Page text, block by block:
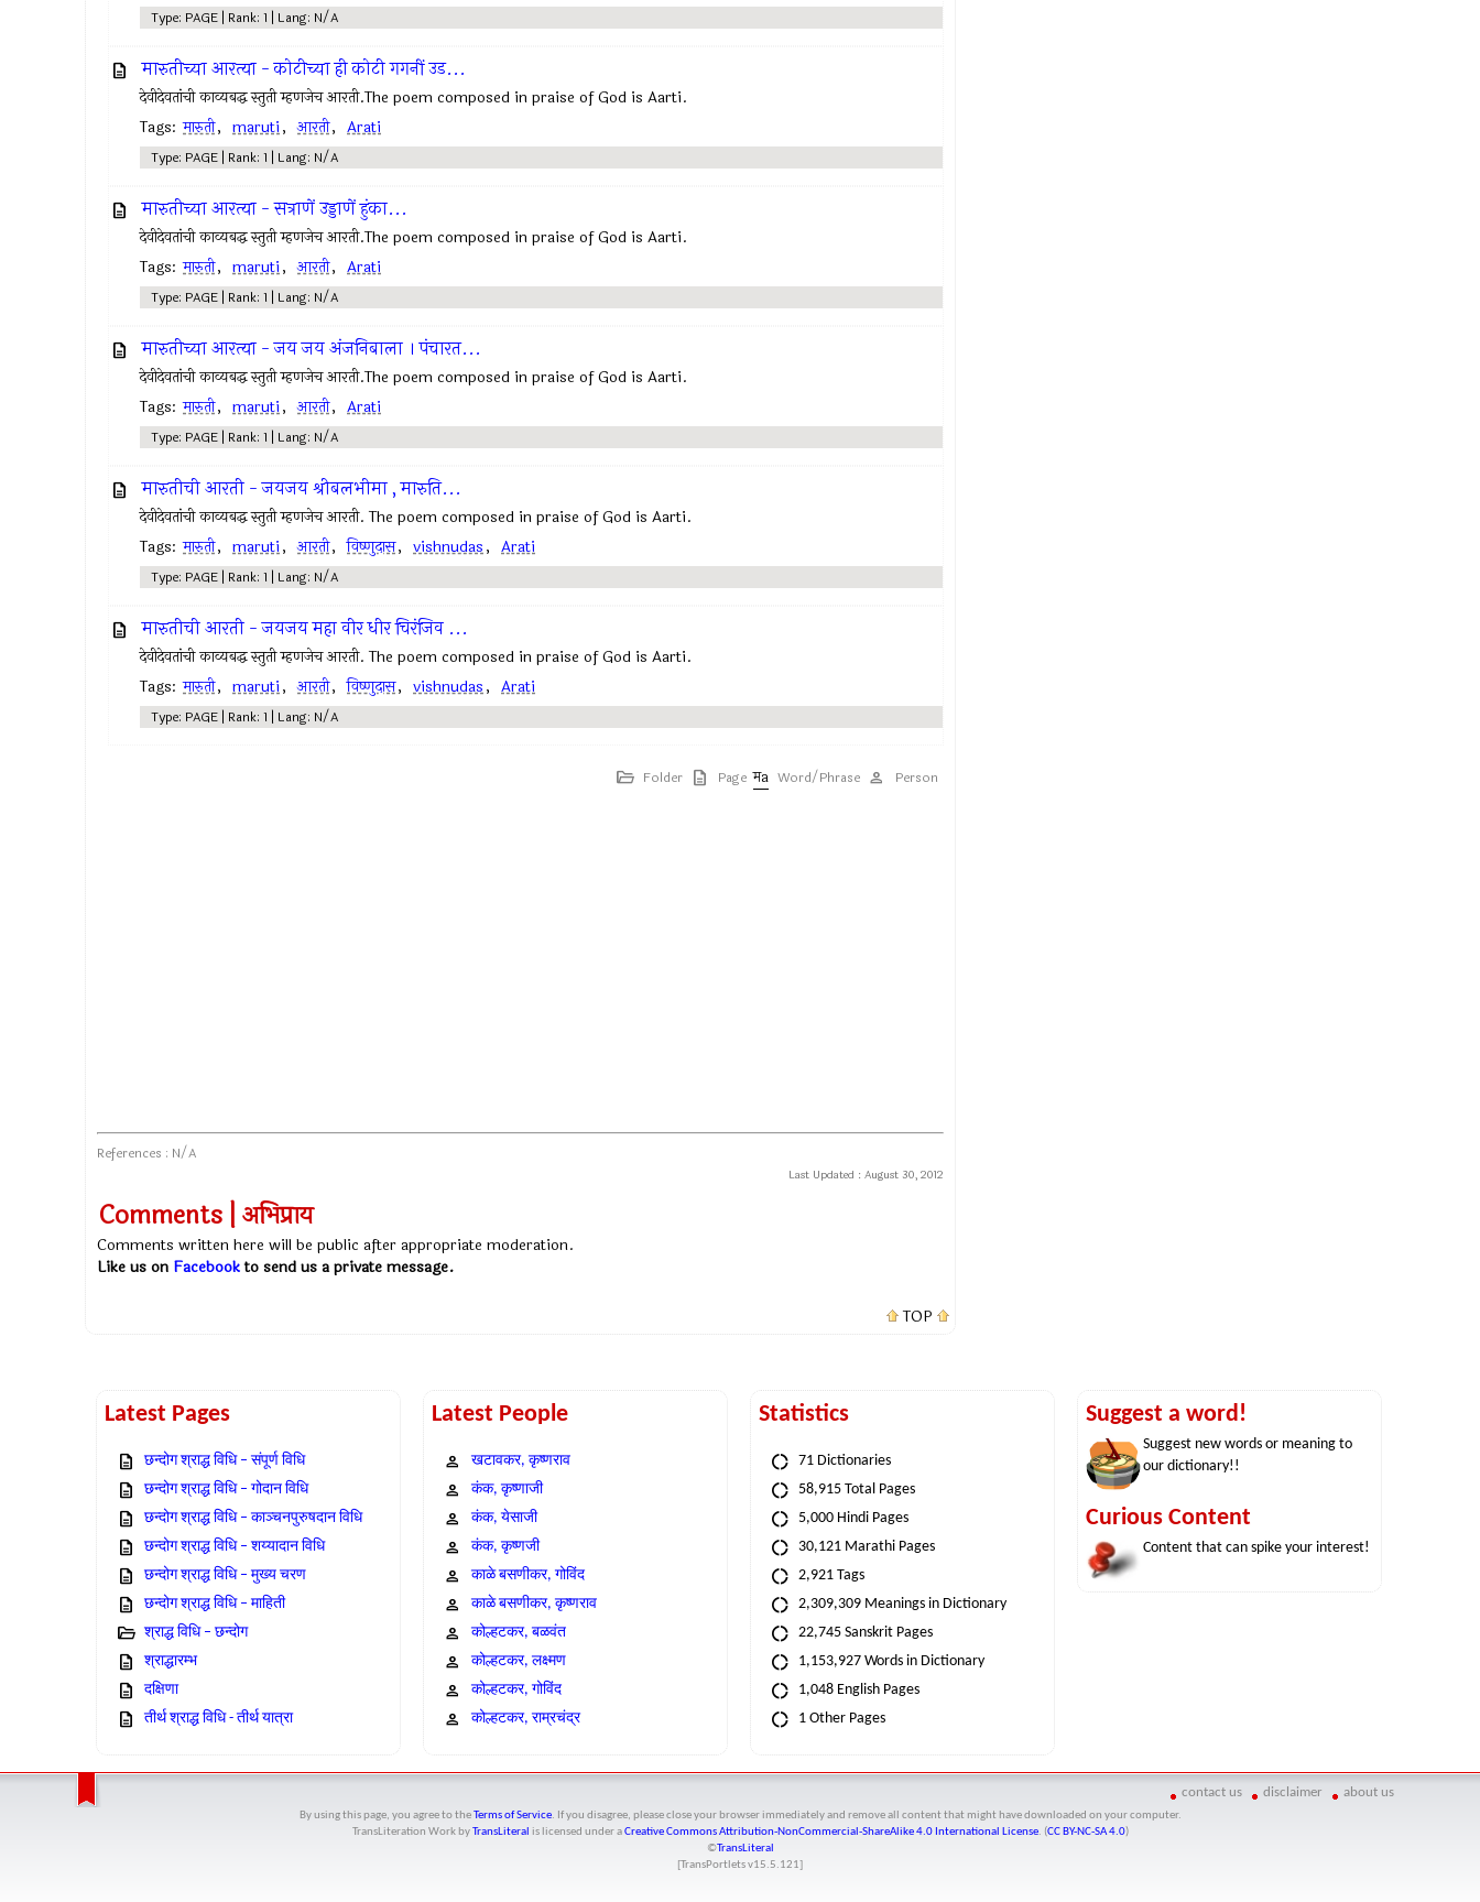
Type: PAGE | Rank: 1 | Lang: N/A
मारुतीच्या आरत्या - कोटीच्या ही कोटी गगनीं उड...
देवीदेवतांची काव्यबद्ध स्तुती म्हणजेच आरती.The poem composed in praise of God is Aarti.
Tags: मारुती, maruti, आरती, Arati
Type: PAGE | Rank: 1 | Lang: N/A
मारुतीच्या आरत्या - सत्राणें उड्डाणें हुंका...
देवीदेवतांची काव्यबद्ध स्तुती म्हणजेच आरती.The poem composed in praise of God is Aarti.
Tags: मारुती, maruti, आरती, Arati
Type: PAGE | Rank: 1 | Lang: N/A
मारुतीच्या आरत्या - जय जय अंजनिबाला । पंचारत...
देवीदेवतांची काव्यबद्ध स्तुती म्हणजेच आरती.The poem composed in praise of God is Aarti.
Tags: मारुती, maruti, आरती, Arati
Type: PAGE | Rank: 1 | Lang: N/A
मारुतीची आरती - जयजय श्रीबलभीमा , मारुति...
देवीदेवतांची काव्यबद्ध स्तुती म्हणजेच आरती. The poem composed in praise of God is Aarti.
Tags: मारुती, maruti, आरती, विष्णुदास, vishnudas, Arati
Type: PAGE | Rank: 1 | Lang: N/A
मारुतीची आरती - जयजय महा वीर धीर चिरंजिव ...
देवीदेवतांची काव्यबद्ध स्तुती म्हणजेच आरती. The poem composed in praise of God is Aarti.
Tags: मारुती, maruti, आरती, विष्णुदास, vishnudas, Arati
Type: PAGE | Rank: 1 | Lang: N/A
Folder Page Word/Phrase Person
References : N/A
Last Updated : August 30, 2012
Comments | अभिप्राय
Comments written here will be public after appropriate moderation.
Like us on Facebookto send us a private message.
TOP
Latest Pages
छन्दोग श्राद्ध विधि – संपूर्ण विधि
छन्दोग श्राद्ध विधि – गोदान विधि
छन्दोग श्राद्ध विधि – काञ्चनपुरुषदान विधि
छन्दोग श्राद्ध विधि – शय्यादान विधि
छन्दोग श्राद्ध विधि – मुख्य चरण
छन्दोग श्राद्ध विधि – माहिती
श्राद्ध विधि – छन्दोग
श्राद्धारम्भ
दक्षिणा
तीर्थ श्राद्ध विधि - तीर्थ यात्रा
Latest People
खटावकर, कृष्णराव
कंक, कृष्णाजी
कंक, येसाजी
कंक, कृष्णजी
काळे बसणीकर, गोविंद
काळे बसणीकर, कृष्णराव
कोल्हटकर, बळवंत
कोल्हटकर, लक्ष्मण
कोल्हटकर, गोविंद
कोल्हटकर, राम्रचंद्र
Statistics
71 Dictionaries
58,915 Total Pages
5,000 Hindi Pages
30,121 Marathi Pages
2,921 Tags
2,309,309 Meanings in Dictionary
22,745 Sanskrit Pages
1,153,927 Words in Dictionary
1,048 English Pages
1 Other Pages
Suggest a word!
Suggest new words or meaning to
our dictionary!!
Curious Content
Content that can spike your interest!
contact us disclaimer about us
By using this page, you agree to theTerms of Service. If you disagree, please close your browser immediately and remove all content that might have downloaded on your computer.
TransLiteration Work byTransLiteral is licensed under aCreative Commons Attribution-NonCommercial-ShareAlike 4.0 International License. (CC BY-NC-SA 4.0)
©TransLiteral
[TransPortlets v15.5.121]